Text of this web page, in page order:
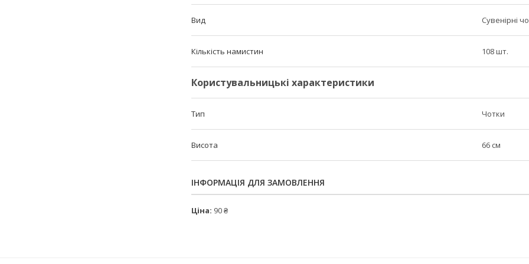
Вид Сувенірні
Кількість намистин 108 шт.
Користувальницькі характеристики
Тип Чотки
Висота 66 см
ІНФОРМАЦІЯ ДЛЯ ЗАМОВЛЕННЯ
Ціна: 90 ₴